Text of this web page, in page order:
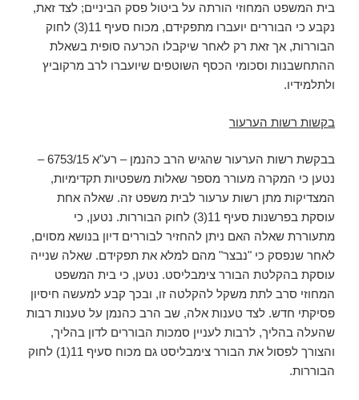
בית המשפט המחוזי הורתה על ביטול פסק הביניים; לצד זאת,
נקבע כי הבוררים יועברו מתפקידם, מכוח סעיף 11(3) לחוק
הבוררות, אך זאת רק לאחר שיקבלו הכרעה סופית בשאלת
ההתחשבנות וסכומי הכסף השוטפים שיועברו לרב מרקוביץ
ולתלמידיו.
בקשות רשות הערעור
בבקשת רשות הערעור שהגיש הרב כהנמן – רע"א 6753/15 –
נטען כי המקרה מעורר מספר שאלות משפטיות תקדימיות,
המצדיקות מתן רשות ערעור לבית משפט זה. שאלה אחת
עוסקת בפרשנות סעיף 11(3) לחוק הבוררות. נטען, כי
מתעוררת שאלה האם ניתן להחזיר לבוררים דיון בנושא מסוים,
לאחר שנפסק כי "נבצר" מהם למלא את תפקידם. שאלה שנייה
עוסקת בהקלטת הבורר צימבליסט. נטען, כי בית המשפט
המחוזי סרב לתת משקל להקלטה זו, ובכך קבע למעשה חיסיון
פסיקתי חדש. לצד טענות אלה, שב הרב כהנמן על טענות רבות
שהעלה בהליך, לרבות לעניין סמכות הבוררים לדון בהליך,
והצורך לפסול את הבורר צימבליסט גם מכוח סעיף 11(1) לחוק
הבוררות.